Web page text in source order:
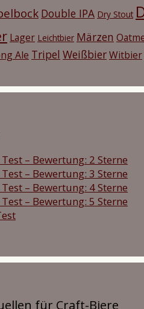
Double IPA Dry Stout
Lager Leichtbier Märzen
Ale Tripel WeißbierWitbier
– Bewertung: 2 Sterne
– Bewertung: 3 Sterne
– Bewertung: 4 Sterne
– Bewertung: 5 Sterne
für Craft-Biere